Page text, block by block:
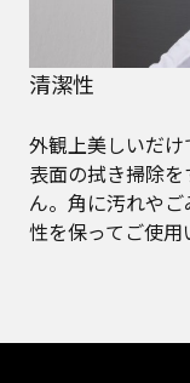
清潔性
外観上美しいだけ
表面の拭き掃除
ん。角に汚れや
性を保ってご使用